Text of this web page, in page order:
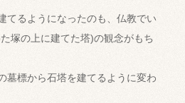
てるようになったのも、仏教でい
塚の上に建てた塔)の観念がもち
墓標から石塔を建てるように変わ